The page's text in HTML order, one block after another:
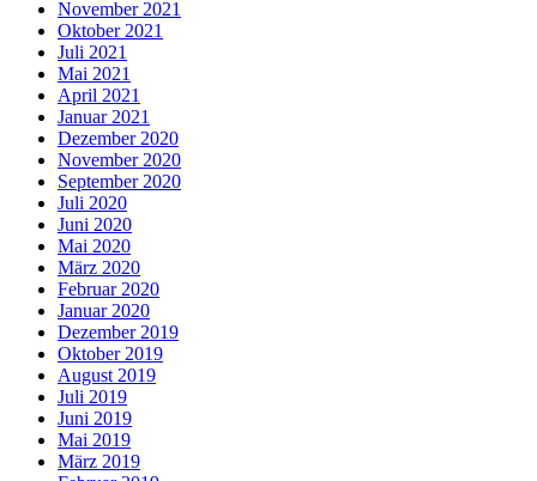
November 2021
Oktober 2021
Juli 2021
Mai 2021
April 2021
Januar 2021
Dezember 2020
November 2020
September 2020
Juli 2020
Juni 2020
Mai 2020
März 2020
Februar 2020
Januar 2020
Dezember 2019
Oktober 2019
August 2019
Juli 2019
Juni 2019
Mai 2019
März 2019